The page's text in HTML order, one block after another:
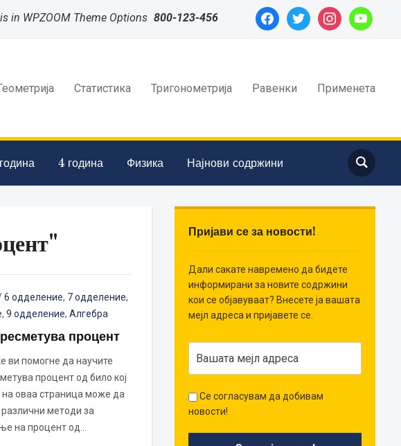
facebooktwitter instagramyoutube
in WPZOOM Theme Options 800-123-456
Статистика Тригонометрија Равенки Применета
4 година Физика Најнови содржини
6 одделение, 7 одделение,
, 9 одделение, Алгебра
процент
ви помогне да научите
процент од било кој
на оваа страница може да
методи за
на процент од…
Пријави се за новости!
Дали сакате навремено да бидете
информирани за новите содржини
кои се објавуваат? Внесете ја вашата
мејл адреса и пријавете се.
Се согласувам да добивам
новости!